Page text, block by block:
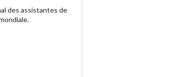
des assistantes de